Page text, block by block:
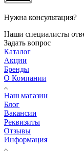
Нужна консультация?
Наши специалисты
Задать вопрос
Каталог
Акции
Бренды
О Компании
Наш магазин
Блог
Вакансии
Реквизиты
Отзывы
Информация